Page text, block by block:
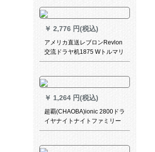
ーマイヤーマイヤー美規110 V
海外用
￥ 2,776 円(税込)
アメリカ直送レブロンRevlon
交流ドラヤ机1875 Wトルマリ
ン交流モ-タ-ドライヤ-ピンク
￥ 1,264 円(税込)
超覇(CHAOBA)ionic 2800ドラ
イヤナイトナイトファミリー
用ドライヤ2000 Wパワイト